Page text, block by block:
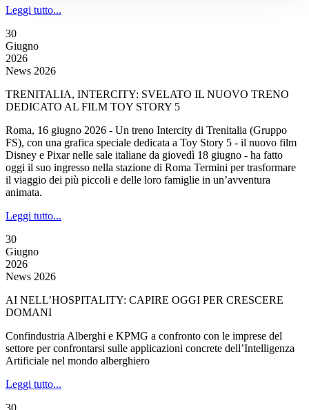
Leggi tutto...
30
Giugno
2026
News 2026
TRENITALIA, INTERCITY: SVELATO IL NUOVO TRENO
DEDICATO AL FILM TOY STORY 5
Roma, 16 giugno 2026 - Un treno Intercity di Trenitalia (Gruppo
FS), con una grafica speciale dedicata a Toy Story 5 - il nuovo film
Disney e Pixar nelle sale italiane da giovedì 18 giugno - ha fatto
oggi il suo ingresso nella stazione di Roma Termini per trasformare
il viaggio dei più piccoli e delle loro famiglie in un’avventura
animata.
Leggi tutto...
30
Giugno
2026
News 2026
AI NELL’HOSPITALITY: CAPIRE OGGI PER CRESCERE
DOMANI
Confindustria Alberghi e KPMG a confronto con le imprese del
settore per confrontarsi sulle applicazioni concrete dell’Intelligenza
Artificiale nel mondo alberghiero
Leggi tutto...
30